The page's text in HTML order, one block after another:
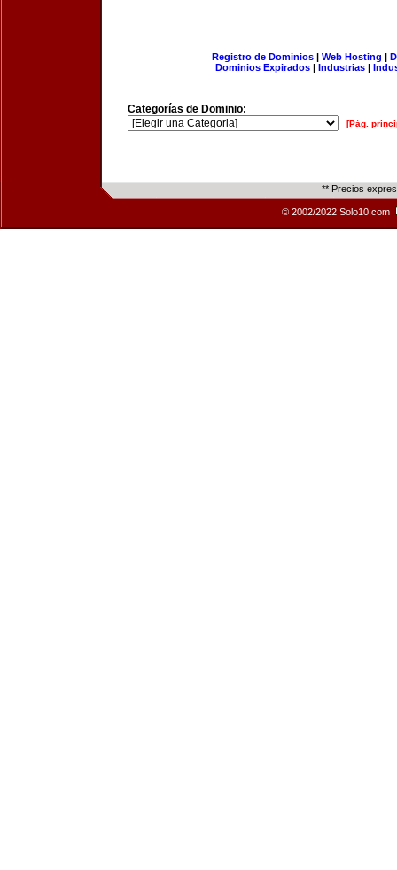
Registro de Dominios| Web Hosting |
Dominios Expirados | Industrias |
Categorías de Dominio:
[Pág.
** Precios
© 2002/2022 Solo10.com